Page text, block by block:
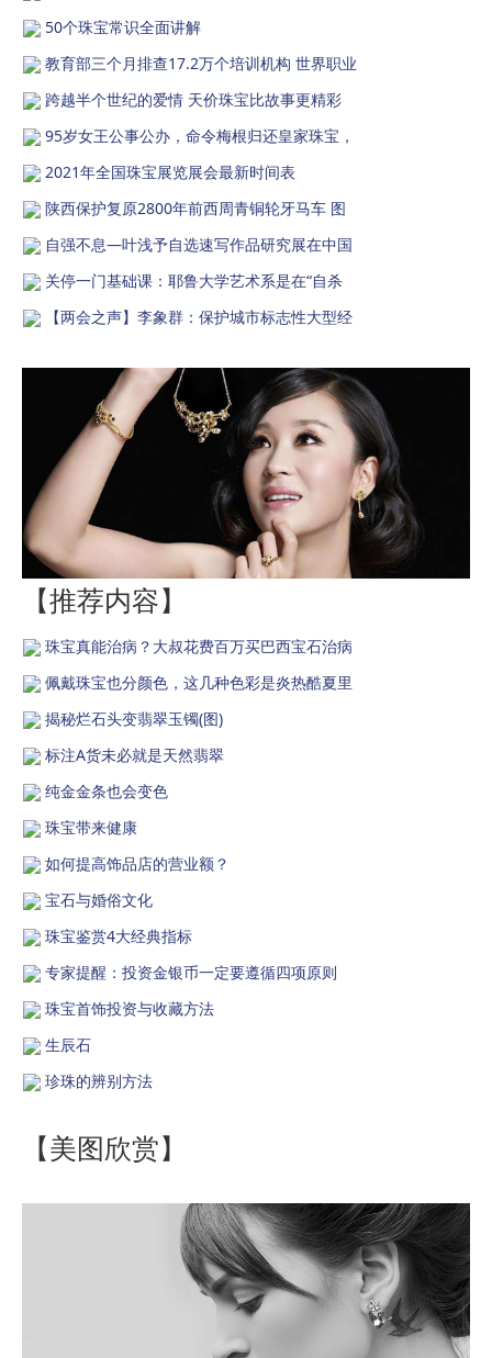
50个珠宝常识全面讲解
教育部三个月排查17.2万个培训机构 世界职业
跨越半个世纪的爱情 天价珠宝比故事更精彩
95岁女王公事公办，命令梅根归还皇家珠宝，
2021年全国珠宝展览展会最新时间表
陕西保护复原2800年前西周青铜轮牙马车 图
自强不息—叶浅予自选速写作品研究展在中国
关停一门基础课：耶鲁大学艺术系是在“自杀
【两会之声】李象群：保护城市标志性大型经
【推荐内容】
珠宝真能治病？大叔花费百万买巴西宝石治病
佩戴珠宝也分颜色，这几种色彩是炎热酷夏里
揭秘烂石头变翡翠玉镯(图)
标注A货未必就是天然翡翠
纯金金条也会变色
珠宝带来健康
如何提高饰品店的营业额？
宝石与婚俗文化
珠宝鉴赏4大经典指标
专家提醒：投资金银币一定要遵循四项原则
珠宝首饰投资与收藏方法
生辰石
珍珠的辨别方法
【美图欣赏】